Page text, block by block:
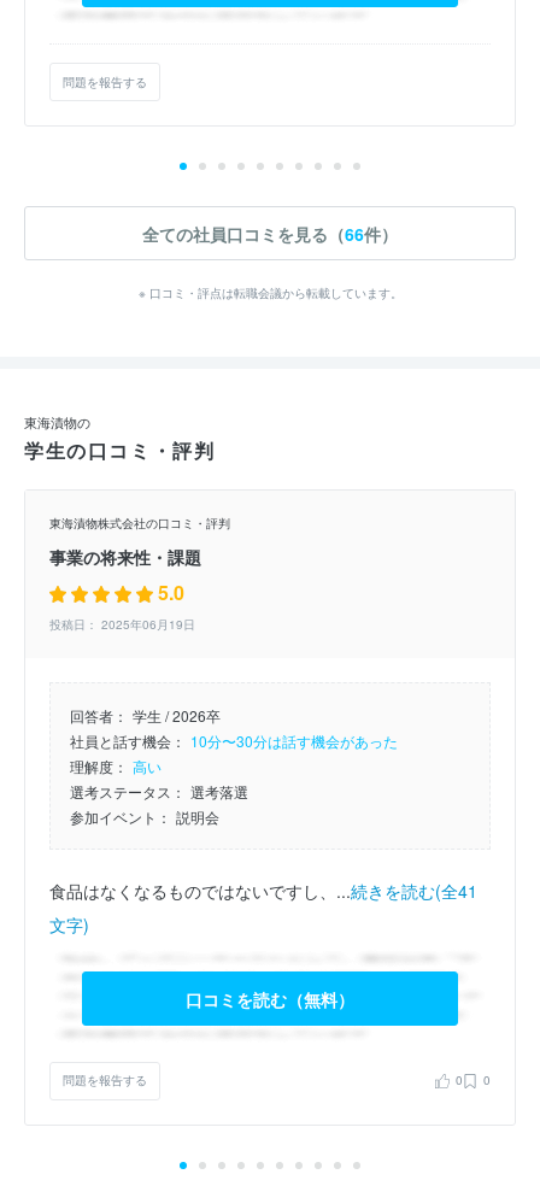
問題を報告する
全ての社員口コミを見る（66件）
※ 口コミ・評点は転職会議から転載しています。
東海漬物の
学生の口コミ・評判
東海漬物株式会社の口コミ・評判
事業の将来性・課題
5.0
投稿日： 2025年06月19日
回答者： 学生 / 2026卒
社員と話す機会： 10分〜30分は話す機会があった
理解度： 高い
選考ステータス： 選考落選
参加イベント： 説明会
食品はなくなるものではないですし、...続きを読む(全41
文字)
口コミを読む（無料）
問題を報告する 0 0